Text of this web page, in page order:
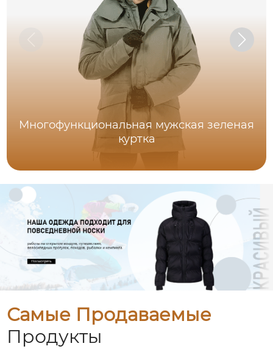
Многофункциональная мужская зеленая
куртка
Самые Продаваемые
Продукты